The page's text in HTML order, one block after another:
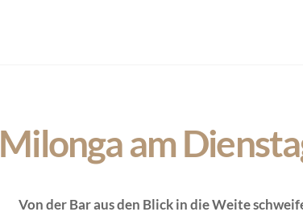
Milonga am
Von der Bar aus den Blick in die Weite